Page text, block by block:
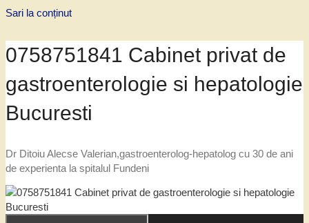
Sari la conținut
0758751841 Cabinet privat de
gastroenterologie si hepatologie
Bucuresti
Dr Ditoiu Alecse Valerian,gastroenterolog-hepatolog cu 30 de ani
de experienta la spitalul Fundeni